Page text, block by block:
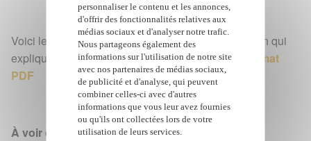
Voici le communiqué de la préfecture de La Réunion qui
explique l’évolution des prix :communiqué au format
PDF
À voir également :
personnaliser le contenu et les annonces,
d'offrir des fonctionnalités relatives aux
médias sociaux et d'analyser notre trafic.
Nous partageons également des
informations sur l'utilisation de notre site
avec nos partenaires de médias sociaux,
de publicité et d'analyse, qui peuvent
combiner celles-ci avec d'autres
informations que vous leur avez fournies
ou qu'ils ont collectées lors de votre
utilisation de leurs services.